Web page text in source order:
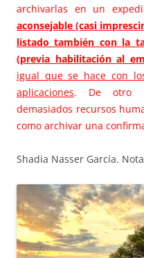
archivarlas en un
aconsejable (casi
listado también con la
(previa habilitación al
igual que se hace con
aplicaciones. De otro
demasiados recursos
como archivar una
Shadia Nasser García.